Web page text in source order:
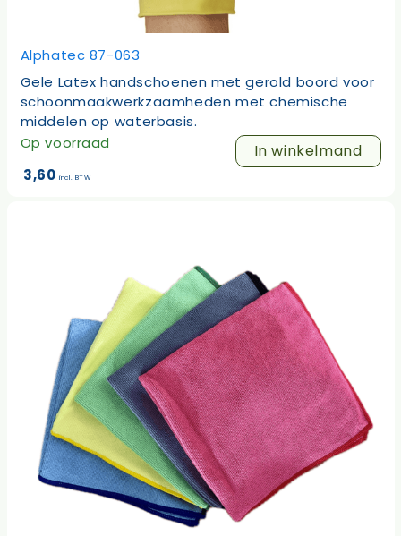
Alphatec 87-063
Gele Latex handschoenen met gerold boord voor
schoonmaakwerkzaamheden met chemische
middelen op waterbasis.
Op voorraad
In winkelmand
Dit
heeft
worden
productpagina
3,60 incl. BTW